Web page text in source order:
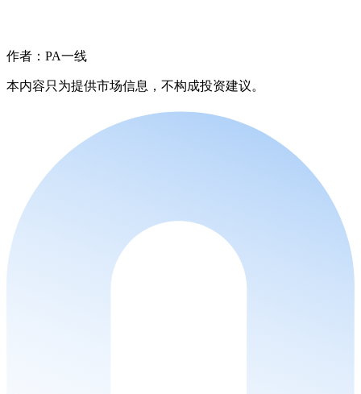
作者：PA一线
本内容只为提供市场信息，不构成投资建议。